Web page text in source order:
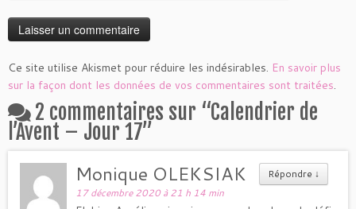
Ce site utilise Akismet pour réduire les indésirables. En savoir plus
sur la façon dont les données de vos commentaires sont traitées.
2 commentaires sur “Calendrier de
l’Avent – Jour 17”
Répondre ↓
Monique OLEKSIAK
17 décembre 2020 à 21 h 14 min